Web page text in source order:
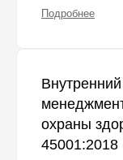
Подробнее
охраны